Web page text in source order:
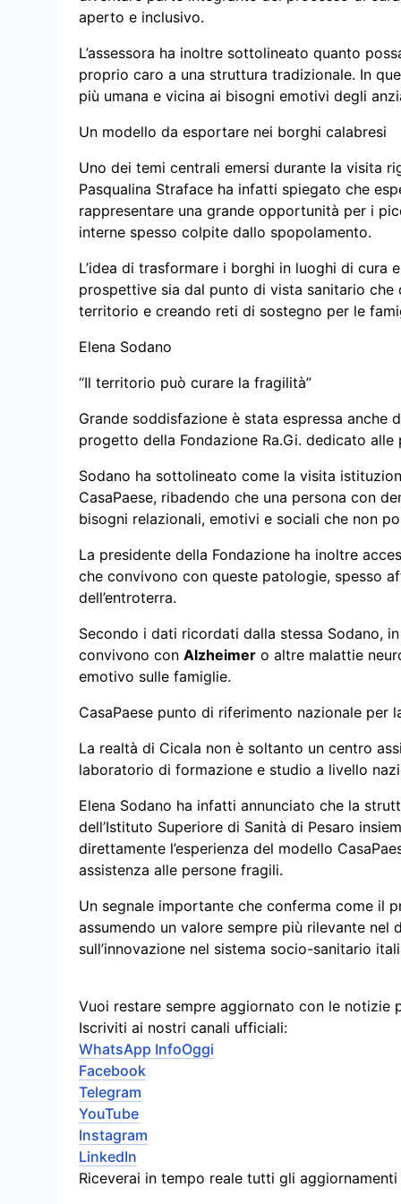
aperto e inclusivo.
L’assessora ha inoltre sottolineato quanto
proprio caro a una struttura tradizionale. In
più umana e vicina ai bisogni emotivi degli
Un modello da esportare nei borghi calabresi
Uno dei temi centrali emersi durante la visita
Pasqualina Straface ha infatti spiegato che
rappresentare una grande opportunità per i
interne spesso colpite dallo spopolamento.
L’idea di trasformare i borghi in luoghi di
prospettive sia dal punto di vista sanitario
territorio e creando reti di sostegno per le
Elena Sodano
“Il territorio può curare la fragilità”
Grande soddisfazione è stata espressa anche
progetto della Fondazione Ra.Gi. dedicato
Sodano ha sottolineato come la visita
CasaPaese, ribadendo che una persona con
bisogni relazionali, emotivi e sociali che non
La presidente della Fondazione ha inoltre
che convivono con queste patologie, spesso
dell’entroterra.
Secondo i dati ricordati dalla stessa Sodano,
convivono con Alzheimer o altre malattie
emotivo sulle famiglie.
CasaPaese punto di riferimento nazionale per
La realtà di Cicala non è soltanto un centro
laboratorio di formazione e studio a livello
Elena Sodano ha infatti annunciato che la
dell’Istituto Superiore di Sanità di Pesaro
direttamente l’esperienza del modello
assistenza alle persone fragili.
Un segnale importante che conferma come il
assumendo un valore sempre più rilevante
sull’innovazione nel sistema socio-sanitario
Vuoi restare sempre aggiornato con le notizie
Iscriviti ai nostri canali ufficiali:
WhatsApp InfoOggi
Facebook
Telegram
YouTube
Instagram
LinkedIn
Riceverai in tempo reale tutti gli